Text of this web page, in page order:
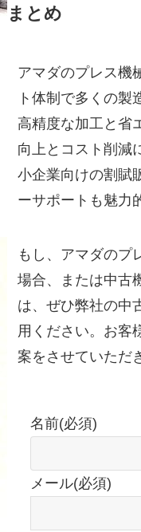
まとめ
アマダのプレス機
ト体制で多くの製
高精度な加工と省
向上とコスト削減
小企業向けの割賦
ーサポートも魅力
もし、アマダのプ
場合、または中古
は、ぜひ弊社の中
用ください。お客
案をさせていただ
名前(必須)
メール(必須)